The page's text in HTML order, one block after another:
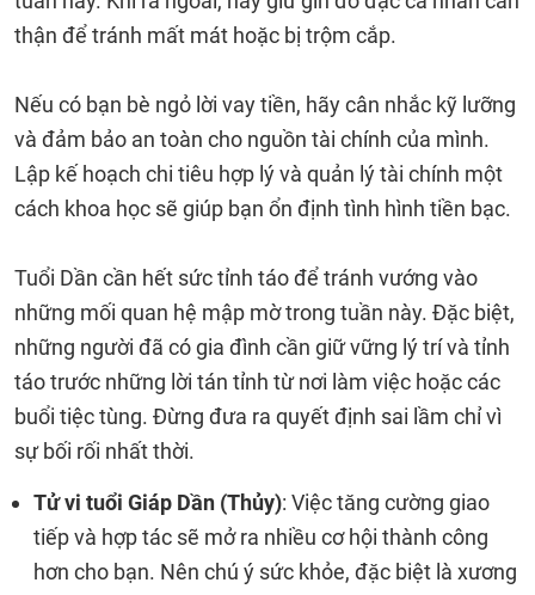
thận để tránh mất mát hoặc bị trộm cắp.
Nếu có bạn bè ngỏ lời vay tiền, hãy cân nhắc kỹ lưỡng
và đảm bảo an toàn cho nguồn tài chính của mình.
Lập kế hoạch chi tiêu hợp lý và quản lý tài chính một
cách khoa học sẽ giúp bạn ổn định tình hình tiền bạc.
Tuổi Dần cần hết sức tỉnh táo để tránh vướng vào
những mối quan hệ mập mờ trong tuần này. Đặc biệt,
những người đã có gia đình cần giữ vững lý trí và tỉnh
táo trước những lời tán tỉnh từ nơi làm việc hoặc các
buổi tiệc tùng. Đừng đưa ra quyết định sai lầm chỉ vì
sự bối rối nhất thời.
Tử vi tuổi Giáp Dần (Thủy): Việc tăng cường giao
tiếp và hợp tác sẽ mở ra nhiều cơ hội thành công
hơn cho bạn. Nên chú ý sức khỏe, đặc biệt là xương